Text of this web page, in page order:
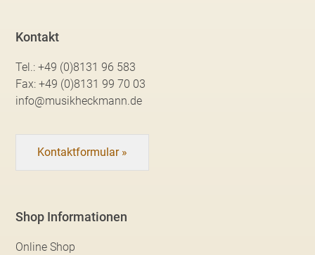
Kontakt
Tel.:+49 (0)8131 96 583
Fax:+49 (0)8131 99 70 03
info@musikheckmann.de
Kontaktformular »
Shop Informationen
Online Shop